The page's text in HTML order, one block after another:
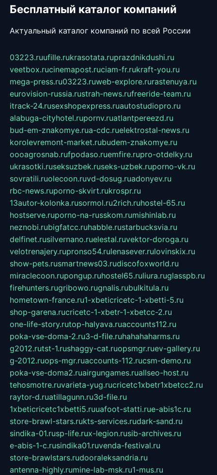
Бесплатный каталог компаний
Актуальный каталог компаний по всей России
03223.ruufille.rukrasotata.ruprazdnikdushi.ru
veetbox.rucinemapost.ruciam-fr.rukraft-you.ru
mega-press.ru03223.ruweb-explore.rurastenuya.ru
eurovision-russia.rustrah-news.rufreeride-team.ru
itrack-24.rusexshopexpress.ruautostudiopro.ru
alabuga-cityhotel.rupornv.ruatlantpereezd.ru
bud-em-znakomye.rua-cdc.ruelektrostal-news.ru
korolevremont-market.rubudem-znakomye.ru
oooagrosnab.rufpodaso.ruemfire.rupro-otdelky.ru
ukrasotki.ruseksuzbek.ruseks-uzbek.ruporno-vk.ru
sovratili.ruolecoon.ruvd-dosug.ruadonyev.ru
rbc-news.ruporno-skvirt.rukrospr.ru
13autor-kolonka.rusormol.ru2rich.ruhostel-65.ru
hostserve.ruporno-na-russkom.rumishinlab.ru
neznobi.rubigfatcc.ruhabble.rustarbucksvia.ru
delfinet.rusilvernano.ruelestal.ruvektor-doroga.ru
velotrenajery.rupronso54.rulenasever.rulovinskix.ru
show-pets.rusmartnews03.rudiscofoxworld.ru
miraclecoon.rupongup.ruhostel65.ruliura.ruglasspb.ru
firehunters.rugribowo.rugnalis.rubulkitula.ru
hometown-france.ru1-xbeticricetc-1-xbetti-5.ru
shop-garena.rucricetc-1-xbetr-1-xbetcc-2.ru
one-life-story.rutop-halyava.ruaccounts112.ru
poka-vse-doma-2.ru3-d-file.ruhahahaharms.ru
g2012.rutst-1.rushaggy-cat.ruopsmgr.ruev-gallery.ru
g-2012.ruops-mgr.ruaccounts-112.rucsm-demo.ru
poka-vse-doma2.ruairgungames.ruallseo-host.ru
tehosmotre.ruvarieta-yug.rucricetc1xbetr1xbetcc2.ru
raytor-d.ruatillagunn.ru3d-file.ru
1xbeticricetc1xbetti5.ruuafoot-statti.rue-abis1c.ru
store-brawl-stars.rukts-services.rudark-sand.ru
sindika-01.rusp-life.rux-legion.rusib-archives.ru
e-abis-1-c.rusindika01.ruvenda-festival.ru
store-brawlstars.rudooraleksandria.ru
antenna-highly.rumine-lab-msk.ru1-mus.ru